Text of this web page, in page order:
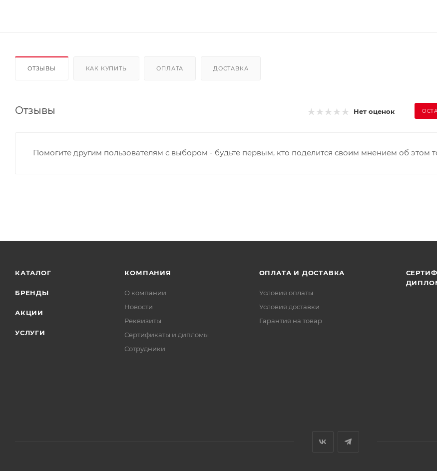
ОТЗЫВЫ КАК КУПИТЬ ОПЛАТА ДОСТАВКА
Отзывы Нет оценок
Помогите другим пользователям с выбором - будьте первым, кто поделится своим мнением об этом
КАТАЛОГ
БРЕНДЫ
АКЦИИ
УСЛУГИ
КОМПАНИЯ
О компании
Новости
Реквизиты
Сертификаты и дипломы
Сотрудники
ОПЛАТА И ДОСТАВКА
Условия оплаты
Условия доставки
Гарантия на товар